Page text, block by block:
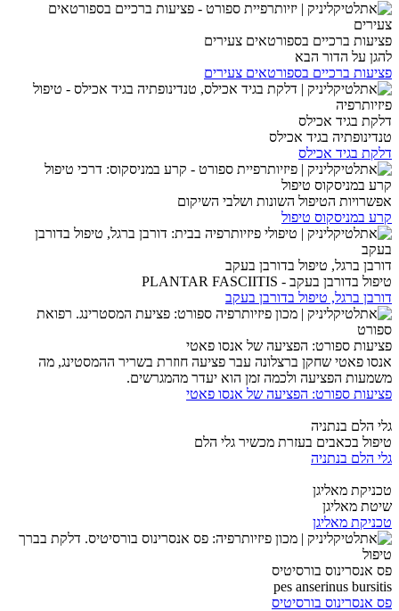
פציעות ברכיים בספורטאים צעירים
להגן על הדור הבא
פציעות ברכיים בספורטאים צעירים
דלקת בגיד אכילס
טנדינופתיה בגיד אכילס
דלקת בגיד אכילס
קרע במניסקוס טיפול
אפשרויות הטיפול השונות ושלבי השיקום
קרע במניסקוס טיפול
דורבן ברגל, טיפול בדורבן בעקב
טיפול בדורבן בעקב - PLANTAR FASCIITIS
דורבן ברגל, טיפול בדורבן בעקב
פציעות ספורט: הפציעה של אנסו פאטי
אנסו פאטי שחקן ברצלונה עבר פציעה חוזרת בשריר ההמסטינג, מה
משמעות הפציעה ולכמה זמן הוא יעדר מהמגרשים.
פציעות ספורט: הפציעה של אנסו פאטי
גלי הלם בנתניה
טיפול בכאבים בעזרת מכשיר גלי הלם
גלי הלם בנתניה
טכניקת מאליגן
שיטת מאליגן
טכניקת מאליגן
פס אנסרינוס בורסיטיס
pes anserinus bursitis
פס אנסרינוס בורסיטיס